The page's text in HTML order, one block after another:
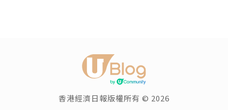
香港經濟日報版權所有 © 2026